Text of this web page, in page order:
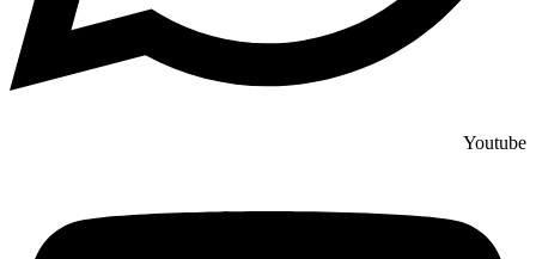
Youtube